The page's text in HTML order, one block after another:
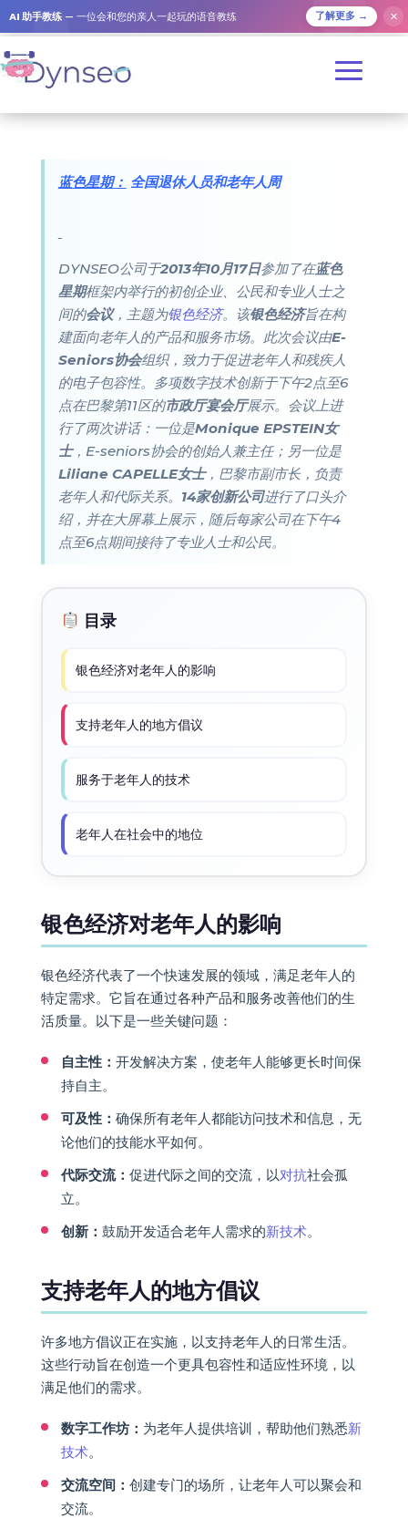
AI 助手教练 — 一位会和您的亲人一起玩的语音教练 了解更多 → ✕
蓝色星期： 全国退休人员和老年人周
DYNSEO公司于2013年10月17日参加了在蓝色
星期框架内举行的初创企业、公民和专业人士之
间的会议，主题为银色经济。该银色经济旨在构
建面向老年人的产品和服务市场。此次会议由E-
Seniors协会组织，致力于促进老年人和残疾人
的电子包容性。多项数字技术创新于下午2点至6
点在巴黎第11区的市政厅宴会厅展示。会议上进
行了两次讲话：一位是Monique EPSTEIN女
士，E-seniors协会的创始人兼主任；另一位是
Liliane CAPELLE女士，巴黎市副市长，负责
老年人和代际关系。 14家创新公司进行了口头介
绍，并在大屏幕上展示，随后每家公司在下午4
点至6点期间接待了专业人士和公民。
目录
银色经济对老年人的影响
支持老年人的地方倡议
服务于老年人的技术
老年人在社会中的地位
银色经济对老年人的影响
银色经济代表了一个快速发展的领域，满足老年人的
特定需求。它旨在通过各种产品和服务改善他们的生
活质量。以下是一些关键问题：
自主性： 开发解决方案，使老年人能够更长时间保
持自主。
可及性： 确保所有老年人都能访问技术和信息，无
论他们的技能水平如何。
代际交流： 促进代际之间的交流，以对抗社会孤
立。
创新： 鼓励开发适合老年人需求的新技术。
支持老年人的地方倡议
许多地方倡议正在实施，以支持老年人的日常生活。
这些行动旨在创造一个更具包容性和适应性环境，以
满足他们的需求。
数字工作坊： 为老年人提供培训，帮助他们熟悉新
技术。
交流空间： 创建专门的场所，让老年人可以聚会和
交流。